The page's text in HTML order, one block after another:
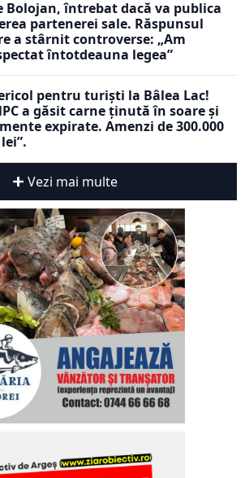
Bolojan, întrebat dacă va publica
partenerei sale. Răspunsul
a stârnit controverse: „Am
întotdeauna legea”
pentru turiști la Bâlea Lac!
a găsit carne ținută în soare și
expirate. Amenzi de 300.000
Vezi mai multe